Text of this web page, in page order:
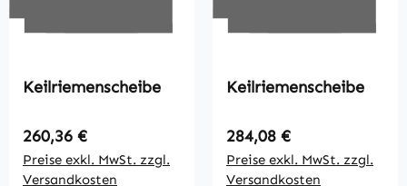
Keilriemenscheibe
Regulärer Preis:
260,36 €
Preise exkl. MwSt. zzgl.
Versandkosten
Keilriemenscheibe
Regulärer Preis:
284,08 €
Preise exkl. MwSt. zzgl.
Versandkosten